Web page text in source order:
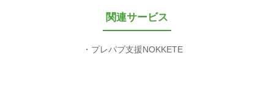
関連サービス
プレパブ支援NOKKETE